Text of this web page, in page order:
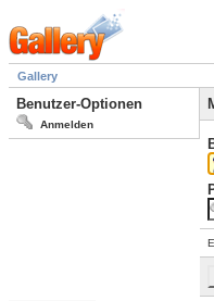
Gallery
Benutzer-Optionen
Anmelden